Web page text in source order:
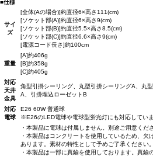
■仕様
サイ
ズ
[全体(Aの場合)]約直径6×高さ111(cm)
[ソケット部(A)]約直径6×高さ9(cm)
[ソケット部(B)]約直径5.5×高さ8.5(cm)
[ソケット部(C)]約直径6.6×高さ9(cm)
[電源コード長さ]約100cm
重量
[A]約406g
[B]約358g
[C]約405g
対応
天井
金具
角型引掛シーリング、丸型引掛シーリングA、丸
A、引掛埋込ローゼットB
対応
電球
E26 60W 普通球
※E26のLED電球や電球型蛍光灯にも対応していま
・本製品に電球は付属しません。別途ご用意くださ
・本製品はコンクリートを使用しているため、
あります。素材の特性として予めご了承ください。
・本製品は一部に真鍮を使用しております。真